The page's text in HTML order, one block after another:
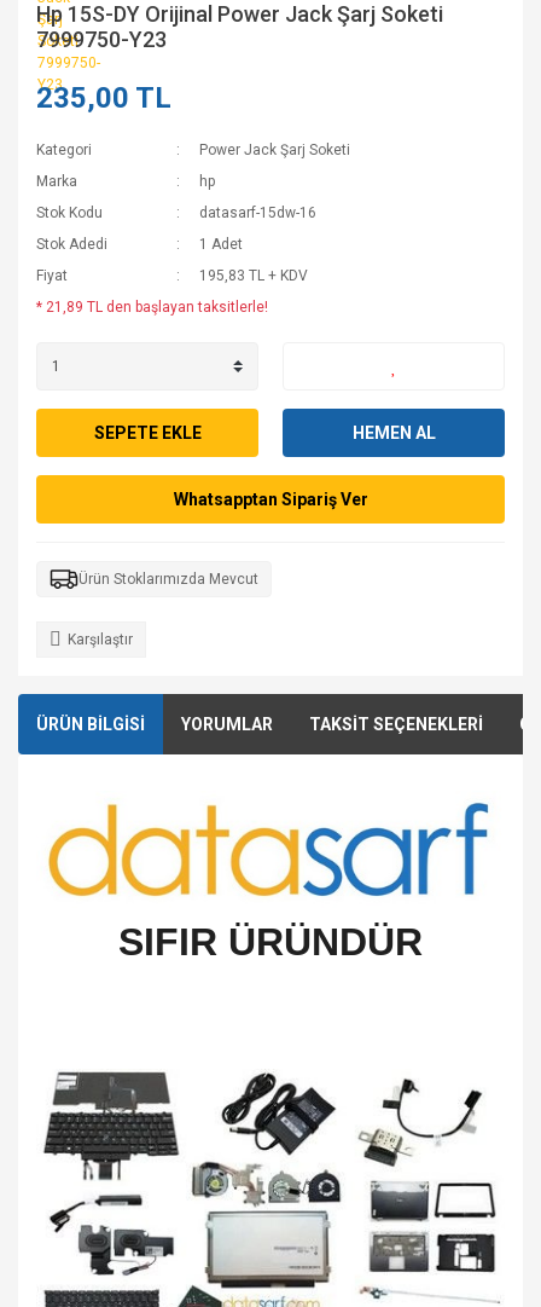
Hp 15S-DY Orijinal Power Jack Şarj Soketi
7999750-Y23
235,00 TL
Kategori
Power Jack Şarj Soketi
Marka
hp
Stok Kodu
datasarf-15dw-16
Stok Adedi
1 Adet
Fiyat
195,83 TL + KDV
* 21,89 TL den başlayan taksitlerle!
SEPETE EKLE HEMEN AL
Whatsapptan Sipariş Ver
Ürün Stoklarımızda Mevcut
Karşılaştır
ÜRÜN BİLGİSİ YORUMLAR TAKSİT SEÇENEKLERİ
SIFIR ÜRÜNDÜR